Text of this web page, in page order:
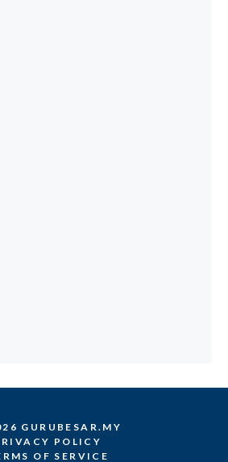
GURUBESAR.MY
POLICY
OF SERVICE